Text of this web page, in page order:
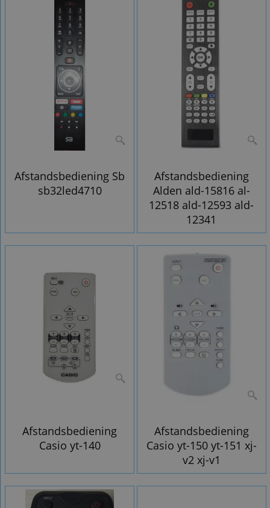
Afstandsbediening Sb
sb32led4710
Afstandsbediening
Alden ald-15816 al-
12518 ald-12593 ald-
12341
Afstandsbediening
Casio yt-140
Afstandsbediening
Casio yt-150 yt-151 xj-
v2 xj-v1